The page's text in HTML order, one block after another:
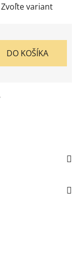
Zvoľte variant
DO KOŠÍKA